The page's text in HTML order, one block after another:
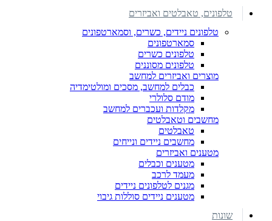
טלפונים, טאבלטים ואביזרים
טלפונים ניידים, כשרים, וסמארטפונים
סמארטפונים
טלפונים כשרים
טלפונים מסוננים
מוצרים ואביזרים למחשב
כבלים למחשב, מסכים ומולטימדיה
מודם סלולרי
מקלדות ועכברים למחשב
מחשבים וטאבלטים
טאבלטים
מחשבים ניידים ונייחים
מטענים ואביזרים
מטענים וכבלים
מעמד לרכב
מגנים לטלפונים ניידים
מטענים ניידים סוללות גיבוי
שונות